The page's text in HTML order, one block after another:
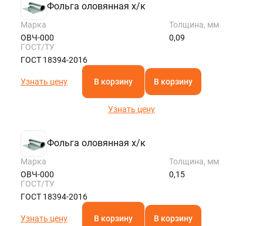
Фольга оловянная х/к
Марка
ОВЧ-000
Толщина, мм
0,09
ГОСТ/ТУ
ГОСТ 18394-2016
Узнать цену В корзину В корзину
Узнать цену
Фольга оловянная х/к
Марка
ОВЧ-000
Толщина, мм
0,15
ГОСТ/ТУ
ГОСТ 18394-2016
Узнать цену В корзину В корзину